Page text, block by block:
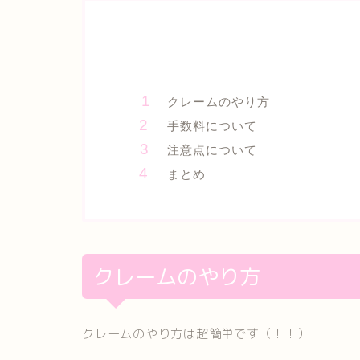
クレームのやり方
手数料について
注意点について
まとめ
クレームのやり方
クレームのやり方は超簡単です（！！）